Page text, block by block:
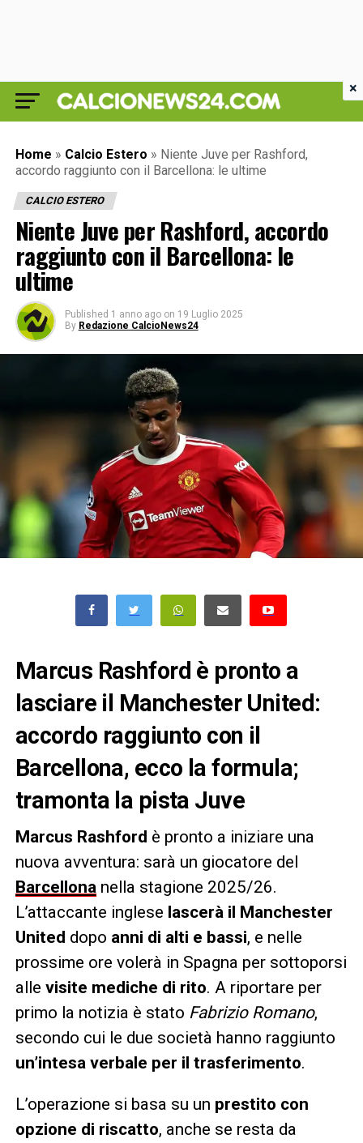
Home » Calcio Estero » Niente Juve per Rashford,
accordo raggiunto con il Barcellona: le ultime
CALCIO ESTERO
Niente Juve per Rashford, accordo
raggiunto con il Barcellona: le
ultime
Published 1 anno ago on 19 Luglio 2025
By Redazione CalcioNews24
Marcus Rashford è pronto a
lasciare il Manchester United:
accordo raggiunto con il
Barcellona, ecco la formula;
tramonta la pista Juve
Marcus Rashford è pronto a iniziare una
nuova avventura: sarà un giocatore del
Barcellona nella stagione 2025/26.
L’attaccante inglese lascerà il Manchester
United dopo anni di alti e bassi, e nelle
prossime ore volerà in Spagna per sottoporsi
alle visite mediche di rito. A riportare per
primo la notizia è stato Fabrizio Romano,
secondo cui le due società hanno raggiunto
un’intesa verbale per il trasferimento.
L’operazione si basa su un prestito con
opzione di riscatto, anche se resta da
×